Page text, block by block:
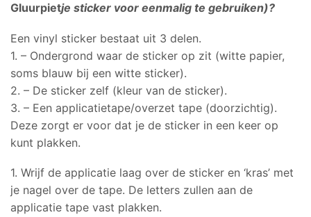
Gluurpietje sticker voor eenmalig te gebruiken)?
Een vinyl sticker bestaat uit 3 delen.
1. – Ondergrond waar de sticker op zit (witte papier,
soms blauw bij een witte sticker).
2. – De sticker zelf (kleur van de sticker).
3. – Een applicatietape/overzet tape (doorzichtig).
Deze zorgt er voor dat je de sticker in een keer op
kunt plakken.
1. Wrijf de applicatie laag over de sticker en ‘kras’ met
je nagel over de tape. De letters zullen aan de
applicatie tape vast plakken.